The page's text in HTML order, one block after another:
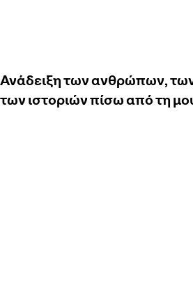
Ανάδειξη των ανθρώπων,
των ιστοριών πίσω από τη